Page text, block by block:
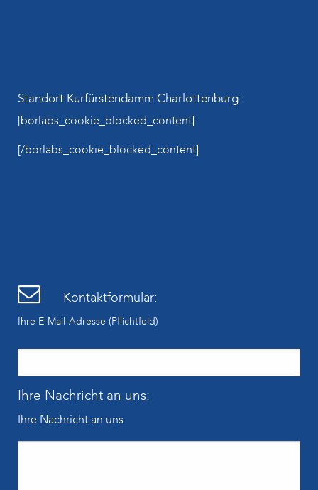
Standort Kurfürstendamm Charlottenburg:
[borlabs_cookie_blocked_content]
[/borlabs_cookie_blocked_content]
Kontaktformular:
Ihre E-Mail-Adresse (Pflichtfeld)
Ihre Nachricht an uns:
Ihre Nachricht an uns